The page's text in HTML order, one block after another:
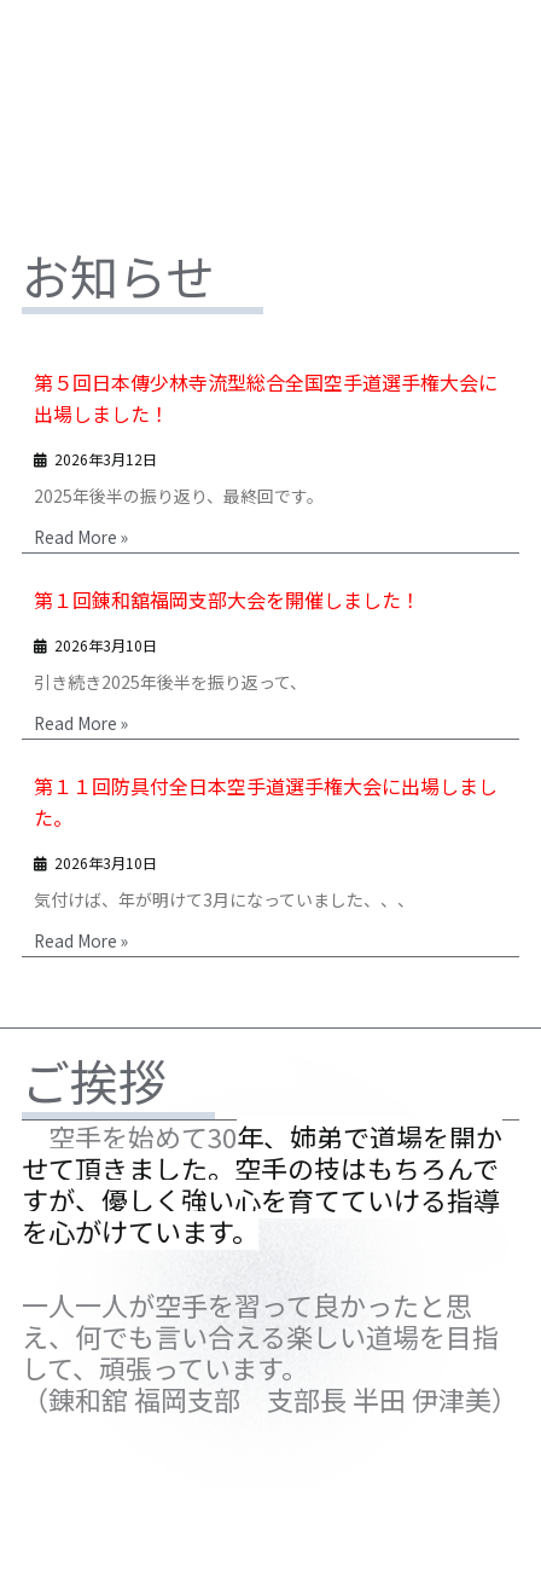
お知らせ
第５回日本傳少林寺流型総合全国空手道選手権大会に
出場しました！
2026年3月12日
2025年後半の振り返り、最終回です。
Read More »
第１回錬和舘福岡支部大会を開催しました！
2026年3月10日
引き続き2025年後半を振り返って、
Read More »
第１１回防具付全日本空手道選手権大会に出場しまし
た。
2026年3月10日
気付けば、年が明けて3月になっていました、、、
Read More »
ご挨拶
空手を始めて30年、姉弟で道場を開か
せて頂きました。空手の技はもちろんで
すが、優しく強い心を育てていける指導
を心がけています。
一人一人が空手を習って良かったと思
え、何でも言い合える楽しい道場を目指
して、頑張っています。
（錬和舘 福岡支部 支部長 半田 伊津美）